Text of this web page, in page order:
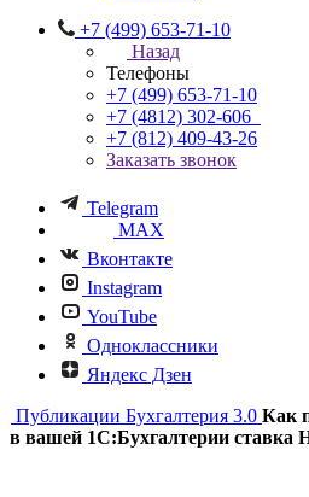
+7 (499) 653-71-10
Назад
Телефоны
+7 (499) 653-71-10
+7 (4812) 302-606
+7 (812) 409-43-26
Заказать звонок
Telegram
MAX
Вконтакте
Instagram
YouTube
Одноклассники
Яндекс Дзен
Публикации Бухгалтерия 3.0 Как
в вашей 1С:Бухгалтерии ставка